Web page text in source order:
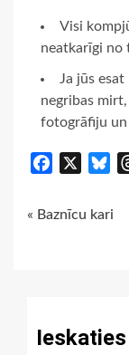
Visi
neatkarīgi no
Ja jūs
negribas
fotogrāfiju un
Facebook
Continue
« Baznīcu kari
Ieskaties